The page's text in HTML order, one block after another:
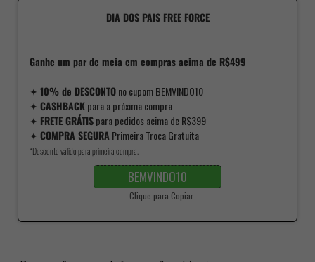
DIA DOS PAIS FREE FORCE
Ganhe um par de meia em compras acima de R$499
✦ 10% de DESCONTOno cupom BEMVINDO10
✦ CASHBACKpara a próxima compra
✦ FRETE GRÁTISpara pedidos acima de R$399
✦ COMPRA SEGURA Primeira Troca Gratuita
*Desconto válido para primeira compra.
BEMVINDO10
Clique para Copiar